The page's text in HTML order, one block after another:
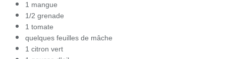
1 mangue
1/2 grenade
1 tomate
quelques feuilles de mâche
1 citron vert